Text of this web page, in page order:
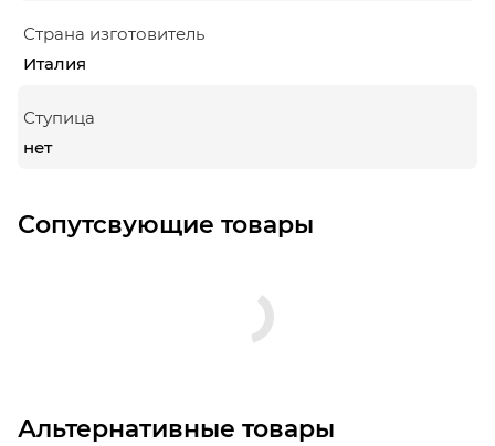
Страна изготовитель
Италия
Ступица
нет
Сопутсвующие товары
Альтернативные товары